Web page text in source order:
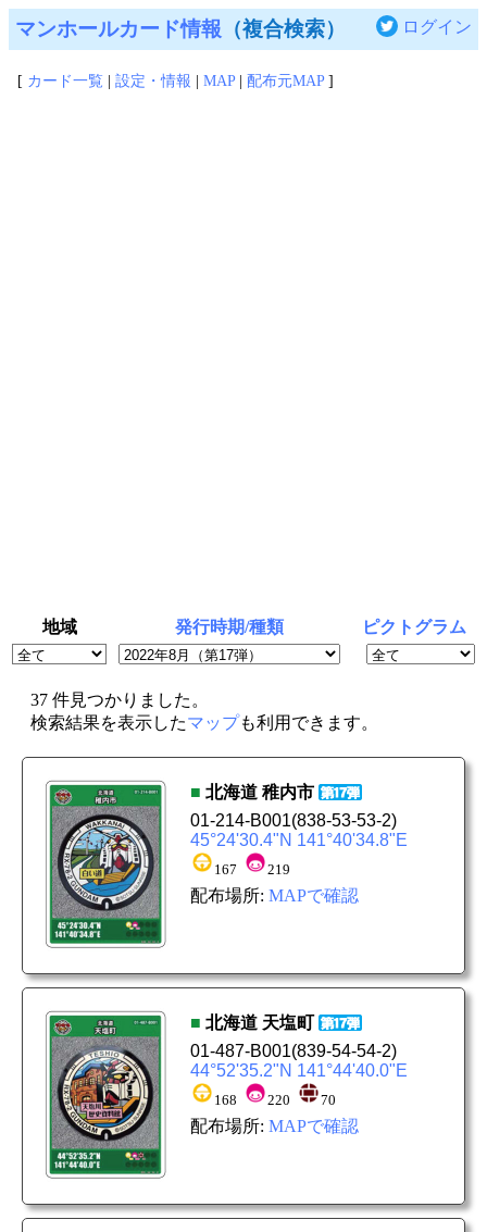
マンホールカード情報 （複合検索） ログイン
[ カード一覧 設定・情報 MAP| 配布元MAP]
地域 発行時期/種類 ピクトグラム
37 件見つかりました。
検索結果を表示したマップも利用できます。
■ 北海道 稚内市
01-214-B001(838-53-53-2)
45°24'30.4"N 141°40'34.8"E
167 219
配布場所: MAPで確認
■ 北海道 天塩町
01-487-B001(839-54-54-2)
44°52'35.2"N 141°44'40.0"E
168 220 70
配布場所: MAPで確認